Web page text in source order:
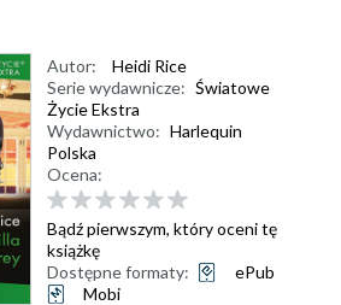
Autor:
Heidi Rice
Serie wydawnicze: Światowe
Życie Ekstra
Wydawnictwo: Harlequin
Polska
Ocena:
Bądź pierwszym, który oceni tę
książkę
Dostępne formaty:
ePub
Mobi